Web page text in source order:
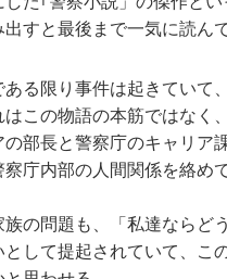
すと最後まで一気に読ん
る限り事件は起きていて
この物語の本筋ではなく
部長と警察庁のキャリア
庁内部の人間関係を絡め
の問題も、「私達ならど
として提起されていて、こ